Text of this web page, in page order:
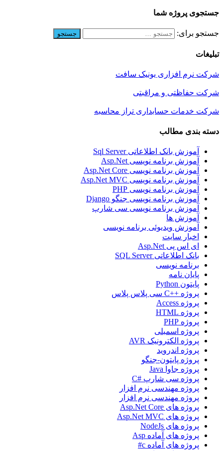
جستجوی پروژه شما
جستجو برای:
تبلیغات
شرکت نرم افزاری یونیک سافت
شرکت حفاظتی و مراقبتی
شرکت خدمات حسابداری تراز محاسبه
دسته بندی مطالب
آموزش بانک اطلاعاتی Sql Server
آموزش برنامه نویسی Asp.Net
آموزش برنامه نویسی Asp.Net Core
آموزش برنامه نویسی Asp.Net MVC
آموزش برنامه نویسی PHP
آموزش برنامه نویسی جنگو Django
آموزش برنامه نویسی سی شارپ
آموزش ها
آموزش ویدیوئی برنامه نویسی
اخبار سایت
ای اس پی Asp.Net
بانک اطلاعاتی SQL Server
برنامه نویسی
پایان نامه
پایتون Python
پروژه ++C سی پلاس پلاس
پروژه Access
پروژه HTML
پروژه PHP
پروژه اسمبلی
پروژه الکترونیک AVR
پروژه اندروید
پروژه پایتون-جنگو
پروژه جاوا Java
پروژه سی شارپ #C
پروژه مهندسی نرم افزار
پروژه مهندسی نرم افزار
پروژه های Asp.Net Core
پروژه های Asp.Net MVC
پروژه های NodeJs
پروژه های آماده Asp
پروژه های آماده c#